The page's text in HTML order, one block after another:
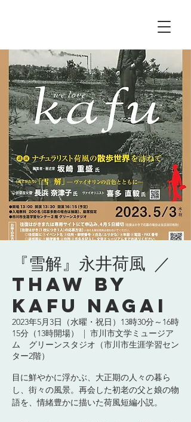
『雪解』永井荷風 ／
Thaw by
Kafu Nagai
2023年5月3日（水曜・祝日）13時30分～16時
15分（13時開場）
  |
市川市文学ミュージア
ム グリーンスタジオ（市川市生涯学習セン
ター2階）
目に鮮やかに浮かぶ、大正期の人々の暮ら
し、街々の風景。再会した初老の父と娘の物
語を、情緒豊かに描いた荷風短編小説。